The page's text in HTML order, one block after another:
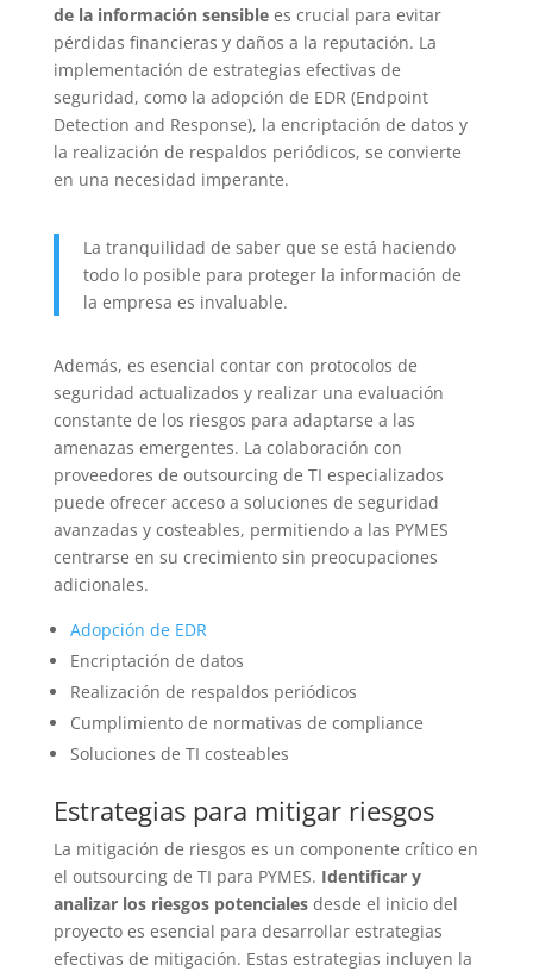
de la información sensiblees crucial para evitar
pérdidas financieras y daños a la reputación. La
implementación de estrategias efectivas de
seguridad, como la adopción de EDR (Endpoint
Detection and Response), la encriptación de datos y
la realización de respaldos periódicos, se convierte
en una necesidad imperante.
La tranquilidad de saber que se está haciendo
todo lo posible para proteger la información de
la empresa es invaluable.
Además, es esencial contar con protocolos de
seguridad actualizados y realizar una evaluación
constante de los riesgos para adaptarse a las
amenazas emergentes. La colaboración con
proveedores de outsourcing de TI especializados
puede ofrecer acceso a soluciones de seguridad
avanzadas y costeables, permitiendo a las PYMES
centrarse en su crecimiento sin preocupaciones
adicionales.
Adopción de EDR
Encriptación de datos
Realización de respaldos periódicos
Cumplimiento de normativas de compliance
Soluciones de TI costeables
Estrategias para mitigar riesgos
La mitigación de riesgos es un componente crítico en
el outsourcing de TI para PYMES. Identificar y
analizar los riesgos potencialesdesde el inicio del
proyecto es esencial para desarrollar estrategias
efectivas de mitigación. Estas estrategias incluyen la